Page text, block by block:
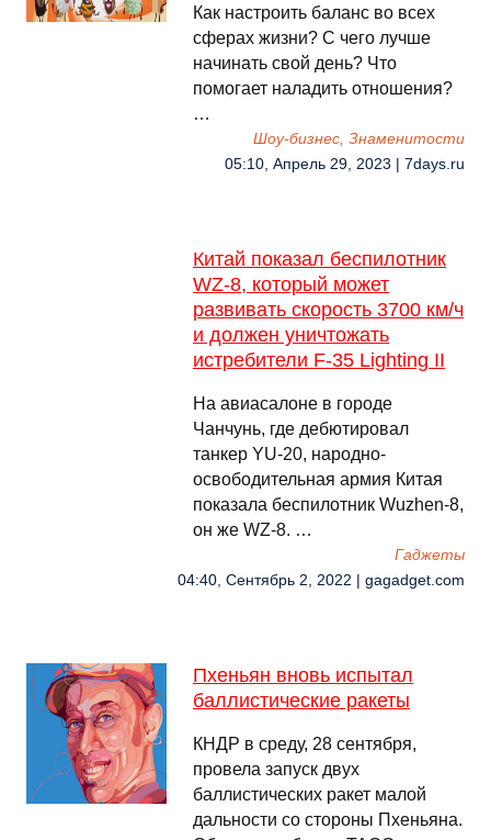
Как настроить баланс во всех
сферах жизни? С чего лучше
начинать свой день? Что
помогает наладить отношения?
…
Шоу-бизнес, Знаменитости
05:10, Апрель 29, 2023 | 7days.ru
Китай показал беспилотник
WZ-8, который может
развивать скорость 3700 км/ч
и должен уничтожать
истребители F-35 Lighting II
На авиасалоне в городе
Чанчунь, где дебютировал
танкер YU-20, народно-
освободительная армия Китая
показала беспилотник Wuzhen-8,
он же WZ-8. …
Гаджеты
04:40, Сентябрь 2, 2022 | gagadget.com
Пхеньян вновь испытал
баллистические ракеты
КНДР в среду, 28 сентября,
провела запуск двух
баллистических ракет малой
дальности со стороны Пхеньяна.